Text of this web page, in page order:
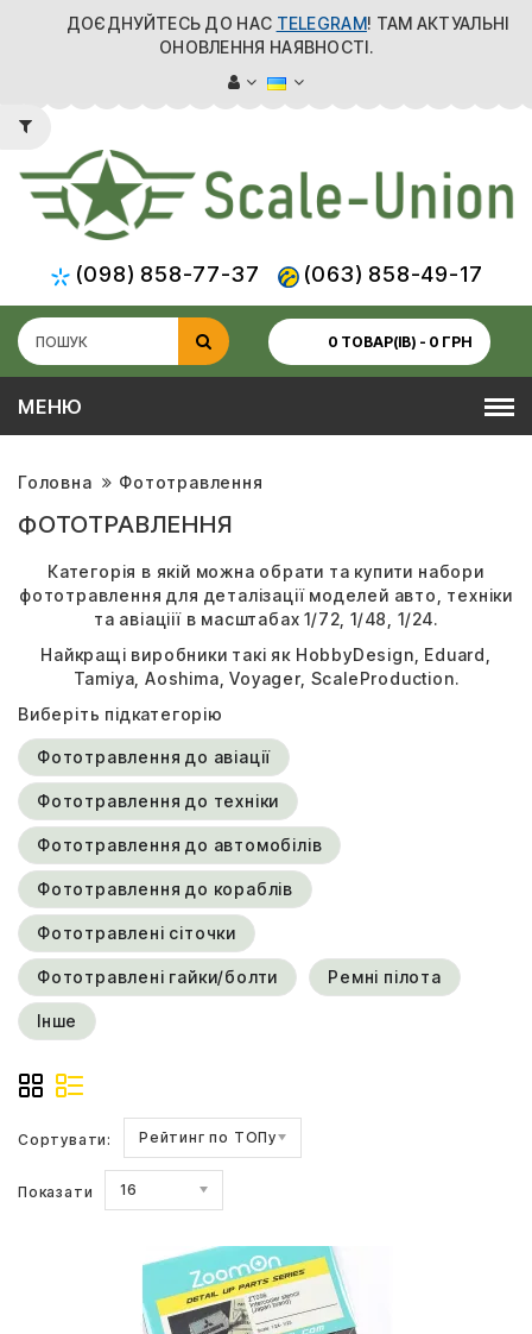
ДОЄДНУЙТЕСЬ ДО НАС TELEGRAM! ТАМ АКТУАЛЬНІ
ОНОВЛЕННЯ НАЯВНОСТІ.
(098) 858-77-37 (063) 858-49-17
0 ТОВАР(ІВ) - 0 ГРН
МЕНЮ
Головна Фототравлення
ФОТОТРАВЛЕННЯ
Категорія в якій можна обрати та купити набори
фототравлення для деталізації моделей авто, техніки
та авіаціії в масштабах1/72,1/48, 1/24.
Найкращі виробники такі як HobbyDesign, Eduard ,
Tamiya,Aoshima,Voyager, ScaleProduction.
Виберіть підкатегорію
Фототравлення до авіації
Фототравлення до техніки
Фототравлення до автомобілів
Фототравлення до кораблів
Фототравлені сіточки
Фототравлені гайки/болти Ремні пілота
Інше
Сортувати: Рейтинг по ТОПу
Показати 16